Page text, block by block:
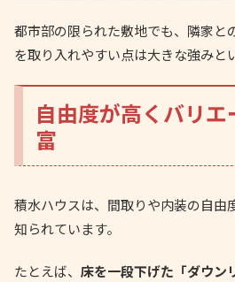
都市部の限られた敷地でも、隣家と
を取り入れやすい点は大きな強みと
自由度が高くバリ
富
積水ハウスは、間取りや内装の自由
知られています。
たとえば、 床を一段下げた「ダウン